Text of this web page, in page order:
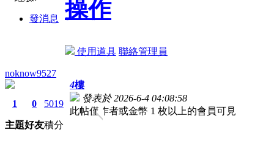
發消息
操作
使用道具 聯絡管理員
noknow9527
1
主題
0
好友
5019
積分
4樓
發表於 2026-6-4 04:08:58
此帖僅作者或金幣 1 枚以上的會員可見